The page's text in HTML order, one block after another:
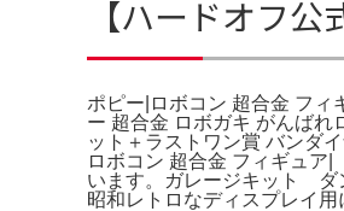
【ハードオフ
ポピー|ロボコン 超合金 フィ
ー 超合金 ロボガキ がんばれ
ット＋ラストワン賞 バンダ
ロボコン 超合金 フィギュア
います。ガレージキット
昭和レトロなディスプレイ用